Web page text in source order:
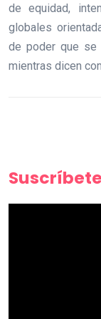
de equidad,
globales
de poder que se
mientras dicen